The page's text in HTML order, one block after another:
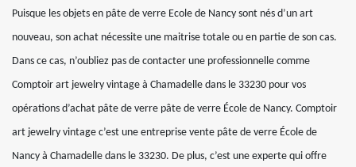
Puisque les objets en pâte de verre Ecole de Nancy sont nés d’un art
nouveau, son achat nécessite une maitrise totale ou en partie de son cas.
Dans ce cas, n’oubliez pas de contacter une professionnelle comme
Comptoir art jewelry vintage à Chamadelle dans le 33230 pour vos
opérations d’achat pâte de verre pâte de verre École de Nancy. Comptoir
art jewelry vintage c’est une entreprise vente pâte de verre École de
Nancy à Chamadelle dans le 33230. De plus, c’est une experte qui offre